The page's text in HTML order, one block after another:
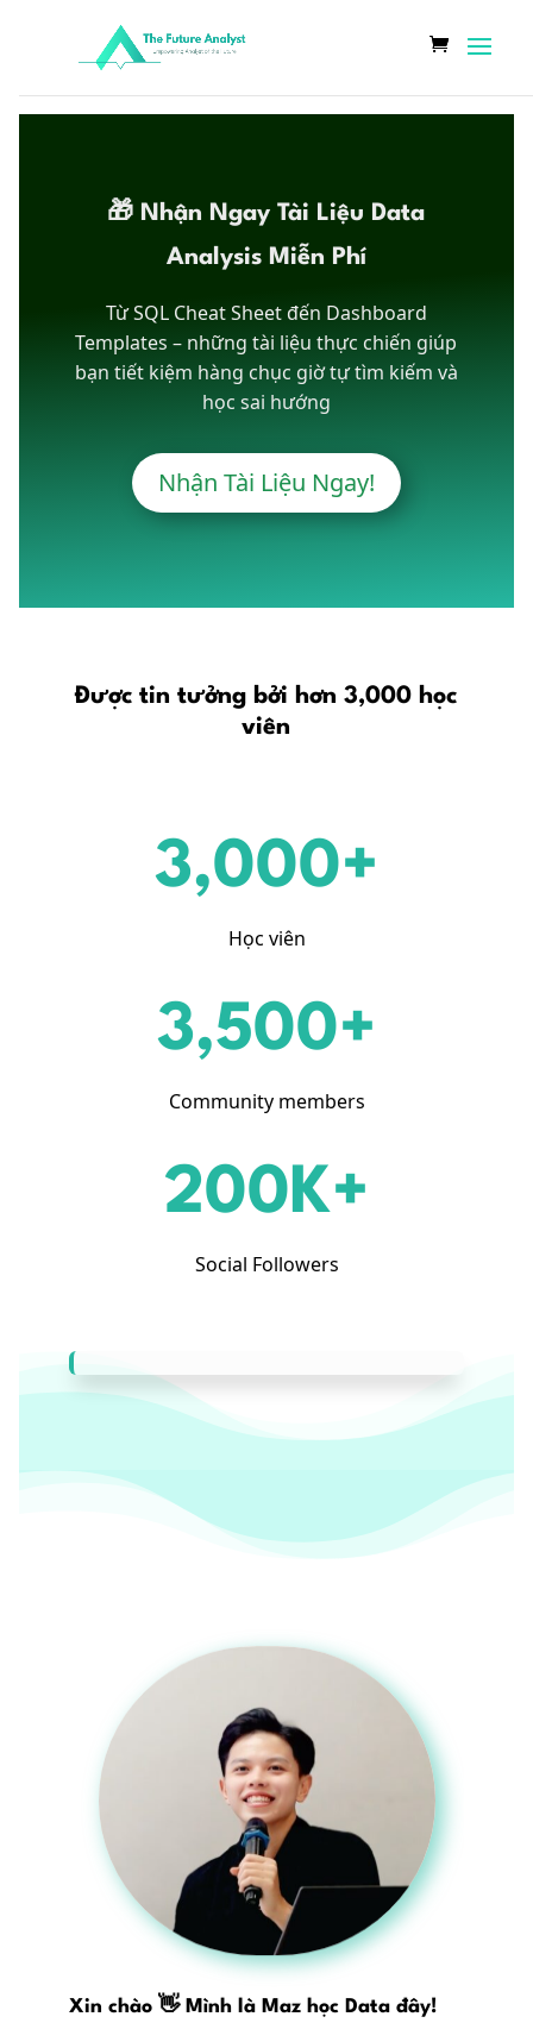
🎁 Nhận Ngay Tài Liệu Data
Analysis Miễn Phí
Từ SQL Cheat Sheet đến Dashboard
Templates – những tài liệu thực chiến giúp
bạn tiết kiệm hàng chục giờ tự tìm kiếm và
học sai hướng
Nhận Tài Liệu Ngay!
Được tin tưởng bởi hơn 3,000 học
viên
3,000+
Học viên
3,500+
Community members
200K+
Social Followers
Xin chào 👋 Mình là Maz học Data đây!